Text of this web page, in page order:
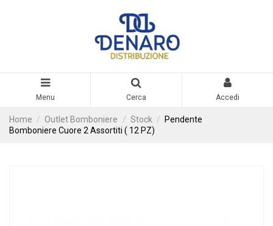
Menu Cerca Accedi
Home Outlet Bomboniere Stock
Pendente
Bomboniere Cuore 2 Assortiti ( 12 PZ)